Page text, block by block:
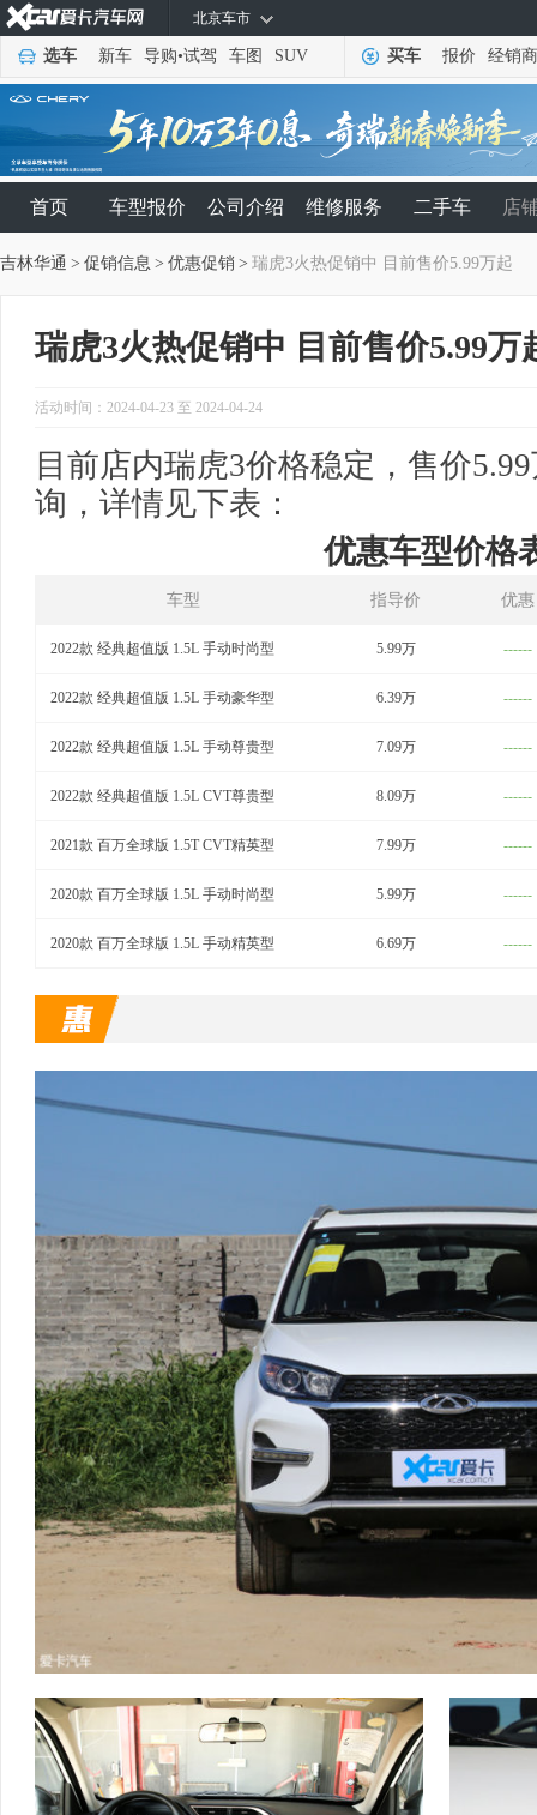
北京车市
选车 新车 导购•试驾 车图 SUV 买车 报价 经销商
首页 车型报价 公司介绍 维修服务 二手车 店
吉林华通 > 促销信息 > 优惠促销 > 瑞虎3火热促销中 目前售价5.99万起
瑞虎3火热促销中 目前售价5.99万
活动时间：2024-04-23 至 2024-04-24
目前店内瑞虎3价格稳定，售价
询，详情见下表：
优惠车型价格
车型 指导价 优惠
2022款 经典超值版 1.5L 手动时尚型 5.99万 ------
2022款 经典超值版 1.5L 手动豪华型 6.39万 ------
2022款 经典超值版 1.5L 手动尊贵型 7.09万 ------
2022款 经典超值版 1.5L CVT尊贵型 8.09万 ------
2021款 百万全球版 1.5T CVT精英型 7.99万 ------
2020款 百万全球版 1.5L 手动时尚型 5.99万 ------
2020款 百万全球版 1.5L 手动精英型 6.69万 ------